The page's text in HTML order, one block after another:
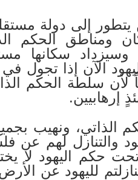
يتطور إلى دولة
ومناطق الحكم
سكانها
الآن إذا تجول
سلطة الحكم
إرهابيين.
الذاتي، ونهيب
والتنازل لهم عن
حكم اليهود لا
لليهود عن